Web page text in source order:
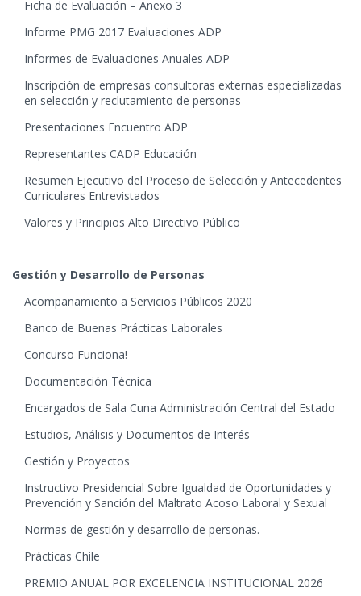
Ficha de Evaluación – Anexo 3
Informe PMG 2017 Evaluaciones ADP
Informes de Evaluaciones Anuales ADP
Inscripción de empresas consultoras externas especializadas
en selección y reclutamiento de personas
Presentaciones Encuentro ADP
Representantes CADP Educación
Resumen Ejecutivo del Proceso de Selección y Antecedentes
Curriculares Entrevistados
Valores y Principios Alto Directivo Público
Gestión y Desarrollo de Personas
Acompañamiento a Servicios Públicos 2020
Banco de Buenas Prácticas Laborales
Concurso Funciona!
Documentación Técnica
Encargados de Sala Cuna Administración Central del Estado
Estudios, Análisis y Documentos de Interés
Gestión y Proyectos
Instructivo Presidencial Sobre Igualdad de Oportunidades y
Prevención y Sanción del Maltrato Acoso Laboral y Sexual
Normas de gestión y desarrollo de personas.
Prácticas Chile
PREMIO ANUAL POR EXCELENCIA INSTITUCIONAL 2026